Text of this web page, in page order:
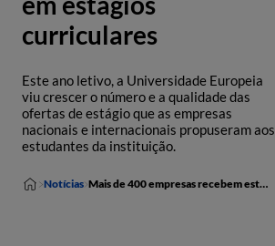
curriculares
Este ano letivo, a Universidade Europeia
viu crescer o número e a qualidade das
ofertas de estágio que as empresas
nacionais e internacionais propuseram aos
estudantes da instituição.
Notícias Mais de 400 empresas recebem estudantes da Universidade Europeia, IPAM Lisboa e IPAM Porto em estágios curriculares